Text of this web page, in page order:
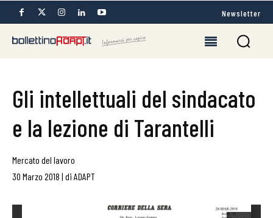
Newsletter
Gli intellettuali del sindacato
e la lezione di Tarantelli
Mercato del lavoro
30 Marzo 2018 | di ADAPT